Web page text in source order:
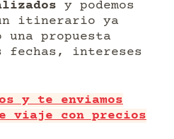
y podemos
itinerario ya
propuesta
fechas, intereses
y te enviamos
viaje con precios